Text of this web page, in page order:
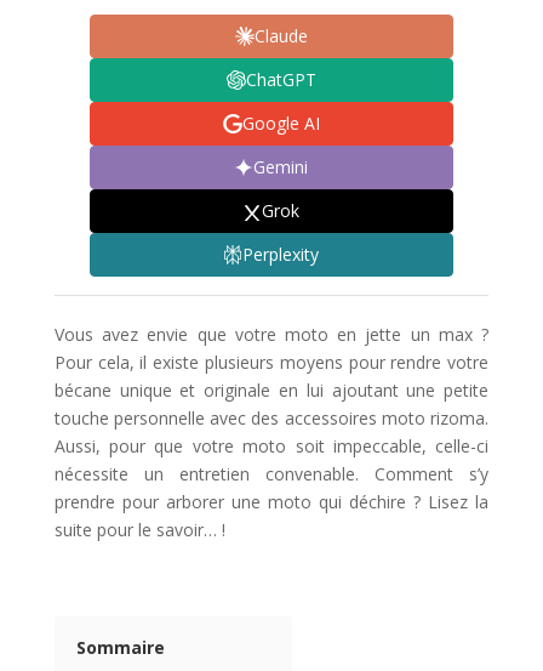
Claude
ChatGPT
Google AI
Gemini
Grok
Perplexity
Vous avez envie que votre moto en jette un max ?
Pour cela, il existe plusieurs moyens pour rendre votre
bécane unique et originale en lui ajoutant une petite
touche personnelle avec des accessoires moto rizoma.
Aussi, pour que votre moto soit impeccable, celle-ci
nécessite un entretien convenable. Comment s’y
prendre pour arborer une moto qui déchire ? Lisez la
suite pour le savoir… !
Sommaire